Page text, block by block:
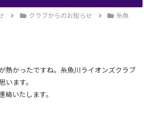
クラブからのお知らせ
糸魚
熱かったですね。糸魚川ライオンズクラブ
います。
絡いたします。